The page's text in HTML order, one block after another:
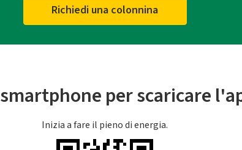
Richiedi una colonnina
per scaricare
Inizia a fare il pieno di energia.